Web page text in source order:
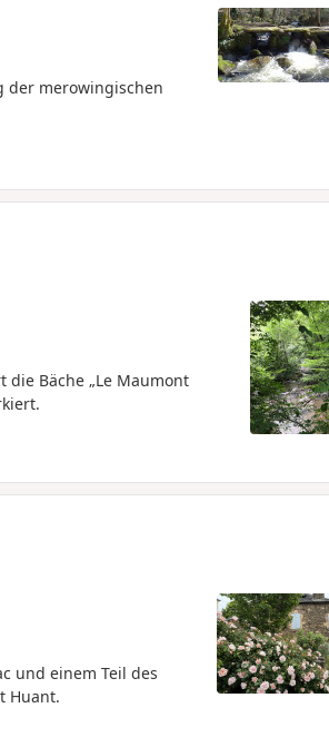
der merowingischen
Bäche „Le Maumont
und einem Teil des
Huant.